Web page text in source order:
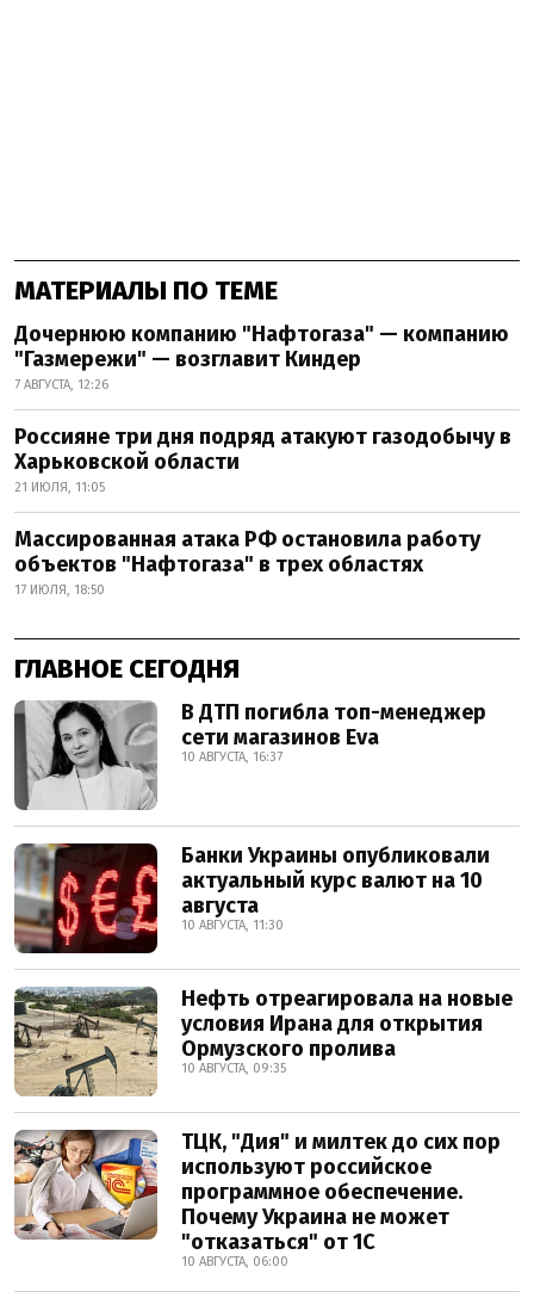
МАТЕРИАЛЫ ПО ТЕМЕ
Дочернюю компанию "Нафтогаза" — компанию
"Газмережи" — возглавит Киндер
7 АВГУСТА, 12:26
Россияне три дня подряд атакуют газодобычу в
Харьковской области
21 ИЮЛЯ, 11:05
Массированная атака РФ остановила работу
объектов "Нафтогаза" в трех областях
17 ИЮЛЯ, 18:50
ГЛАВНОЕ СЕГОДНЯ
В ДТП погибла топ-менеджер
сети магазинов Eva
10 АВГУСТА, 16:37
Банки Украины опубликовали
актуальный курс валют на 10
августа
10 АВГУСТА, 11:30
Нефть отреагировала на новые
условия Ирана для открытия
Ормузского пролива
10 АВГУСТА, 09:35
ТЦК, "Дия" и милтек до сих пор
используют российское
программное обеспечение.
Почему Украина не может
"отказаться" от 1С
10 АВГУСТА, 06:00